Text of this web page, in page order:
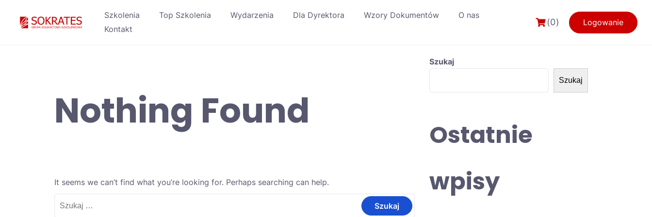
Szkolenia Top Szkolenia Wydarzenia Dla Dyrektora Wzory Dokumentów
O nas
Kontakt
(0) Logowanie
Nothing Found
It seems we can’t find what you’re looking for. Perhaps searching can help.
Szukaj
Szukaj
Ostatnie
wpisy